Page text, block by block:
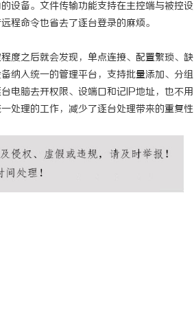
设备。文件传输功能支持在主控端与被控设
程命令也省去了逐台登录的麻烦。
度之后就会发现，单点连接、配置繁琐、缺
纳入统一的管理平台，支持批量添加、分组
电脑去开权限、设端口和记IP地址，也不用
处理的工作，减少了逐台处理带来的重复性